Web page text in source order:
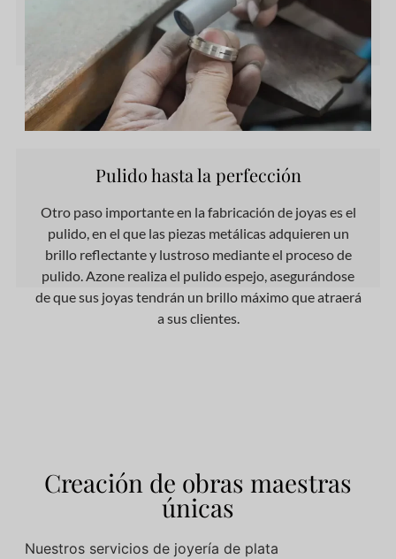
Pulido hasta la perfección
Otro paso importante en la fabricación de joyas es el
pulido, en el que las piezas metálicas adquieren un
brillo reflectante y lustroso mediante el proceso de
pulido. Azone realiza el pulido espejo, asegurándose
de que sus joyas tendrán un brillo máximo que atraerá
a sus clientes.
Creación de obras maestras
únicas
Nuestros servicios de joyería de plata